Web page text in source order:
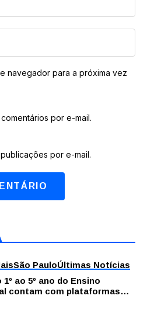
navegador para a próxima vez
por e-mail.
por e-mail.
São PauloÚltimas Notícias
ao 5º ano do Ensino
contam com plataformas
apoiar estudos na escola e